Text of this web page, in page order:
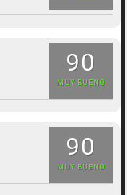
90
MUY BUENO
90
MUY BUENO